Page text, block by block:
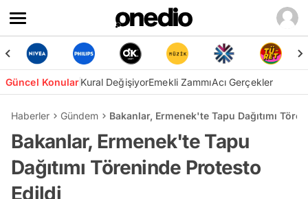
Güncel KonularKural DeğişiyorEmekli ZammıAcı Gerçekler
Haberler Gündem Bakanlar, Ermenek'te Tapu Dağıtımı
Bakanlar, Ermenek'te Tapu
Dağıtımı Töreninde Protesto
Edildi